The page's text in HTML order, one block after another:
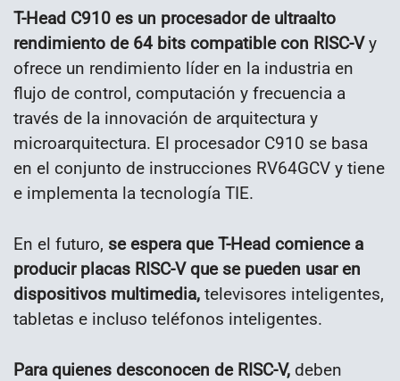
T-Head C910 es un procesador de ultraalto
rendimiento de 64 bits compatible con RISC-Vy
ofrece un rendimiento líder en la industria en
flujo de control, computación y frecuencia a
través de la innovación de arquitectura y
microarquitectura. El procesador C910 se basa
en el conjunto de instrucciones RV64GCV y tiene
e implementa la tecnología TIE.
En el futuro, se espera que T-Head comience a
producir placas RISC-V que se pueden usar en
dispositivos multimedia, televisores inteligentes,
tabletas e incluso teléfonos inteligentes.
Para quienes desconocen de RISC-V, deben